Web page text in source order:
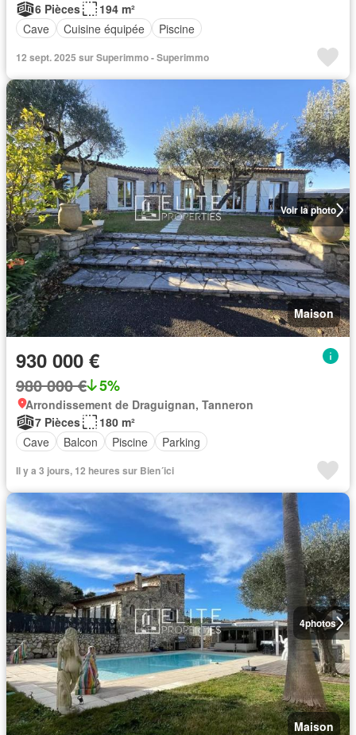
6 Pièces
194 m²
Cave
Cuisine équipée Piscine
12 sept. 2025 sur Superimmo - Superimmo
Voir la photo
Maison
930 000 €
980 000 € 5%
Arrondissement de Draguignan, Tanneron
7 Pièces
180 m²
Cave
Balcon Piscine Parking
Il y a 3 jours, 12 heures sur Bien´ici
4photos
Maison